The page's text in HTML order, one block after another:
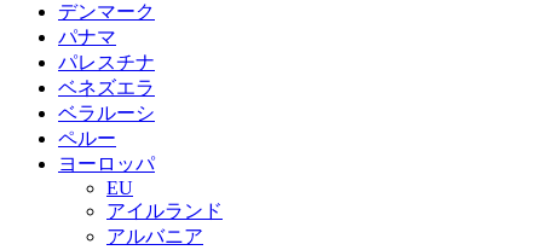
デンマーク
パナマ
パレスチナ
ベネズエラ
ベラルーシ
ペルー
ヨーロッパ
EU
アイルランド
アルバニア